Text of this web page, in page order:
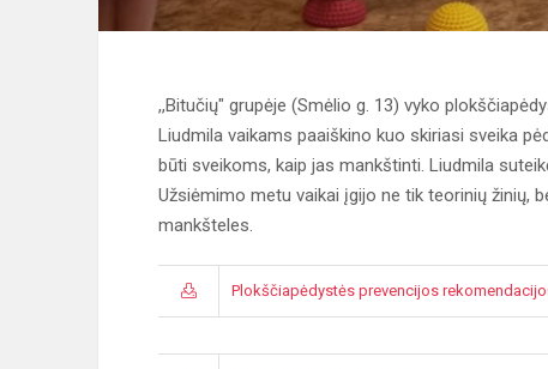
,,Bitučių" grupėje (Smėlio g. 13) vyko
Liudmila vaikams paaiškino kuo skiriasi sveika
būti sveikoms, kaip jas mankštinti. Liudmila
Užsiėmimo metu vaikai įgijo ne tik teorinių žinių,
mankšteles.
Plokščiapėdystės prevencijos